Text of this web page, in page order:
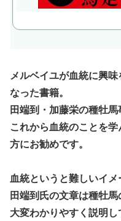
メルベイユが血統に興
なった書籍。
田端到・加藤栄の種牡馬
これから血統のことを学
方にお勧めです。
血統というと難しいイ
田端到氏の文章は種牡
大変わかりやすく説明